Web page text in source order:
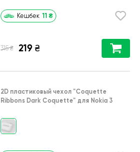
Кешбек 11 ₴
315 ₴ 219 ₴
2D пластиковый чехол "Coquette
Ribbons Dark Coquette" для Nokia 3